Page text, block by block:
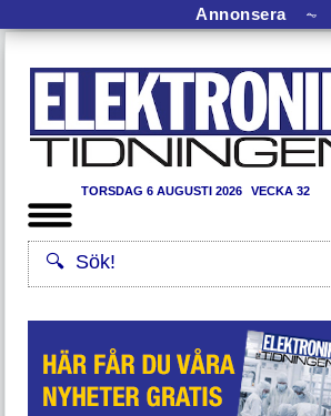
Annonsera ⏦
TORSDAG 6 AUGUSTI 2026 VECKA 32